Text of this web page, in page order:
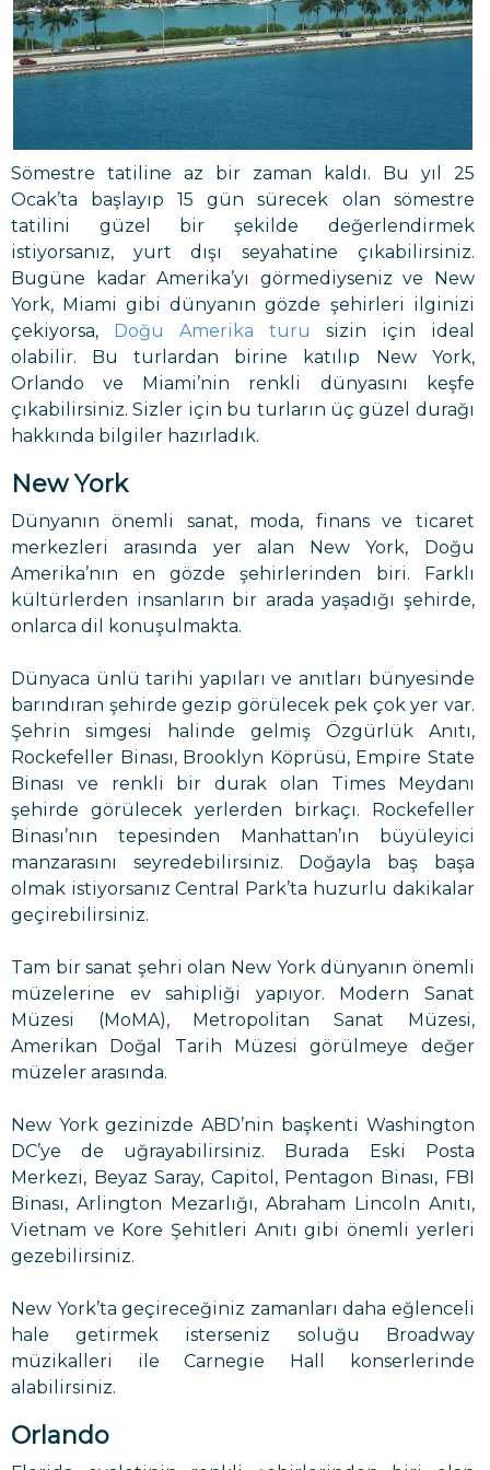
Sömestre tatiline az bir zaman kaldı. Bu yıl 25
Ocak’ta başlayıp 15 gün sürecek olan sömestre
tatilini güzel bir şekilde değerlendirmek
istiyorsanız, yurt dışı seyahatine çıkabilirsiniz.
Bugüne kadar Amerika’yı görmediyseniz ve New
York, Miami gibi dünyanın gözde şehirleri ilginizi
çekiyorsa, Doğu Amerika turu sizin için ideal
olabilir. Bu turlardan birine katılıp New York,
Orlando ve Miami’nin renkli dünyasını keşfe
çıkabilirsiniz. Sizler için bu turların üç güzel durağı
hakkında bilgiler hazırladık.
New York
Dünyanın önemli sanat, moda, finans ve ticaret
merkezleri arasında yer alan New York, Doğu
Amerika’nın en gözde şehirlerinden biri. Farklı
kültürlerden insanların bir arada yaşadığı şehirde,
onlarca dil konuşulmakta.
Dünyaca ünlü tarihi yapıları ve anıtları bünyesinde
barındıran şehirde gezip görülecek pek çok yer var.
Şehrin simgesi halinde gelmiş Özgürlük Anıtı,
Rockefeller Binası, Brooklyn Köprüsü, Empire State
Binası ve renkli bir durak olan Times Meydanı
şehirde görülecek yerlerden birkaçı. Rockefeller
Binası’nın tepesinden Manhattan’ın büyüleyici
manzarasını seyredebilirsiniz. Doğayla baş başa
olmak istiyorsanız Central Park’ta huzurlu dakikalar
geçirebilirsiniz.
Tam bir sanat şehri olan New York dünyanın önemli
müzelerine ev sahipliği yapıyor. Modern Sanat
Müzesi (MoMA), Metropolitan Sanat Müzesi,
Amerikan Doğal Tarih Müzesi görülmeye değer
müzeler arasında.
New York gezinizde ABD’nin başkenti Washington
DC’ye de uğrayabilirsiniz. Burada Eski Posta
Merkezi, Beyaz Saray, Capitol, Pentagon Binası, FBI
Binası, Arlington Mezarlığı, Abraham Lincoln Anıtı,
Vietnam ve Kore Şehitleri Anıtı gibi önemli yerleri
gezebilirsiniz.
New York’ta geçireceğiniz zamanları daha eğlenceli
hale getirmek isterseniz soluğu Broadway
müzikalleri ile Carnegie Hall konserlerinde
alabilirsiniz.
Orlando